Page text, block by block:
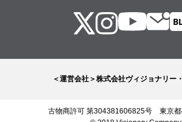
＜運営会社＞株式会社ヴィジョナリー
古物商許可 第304381606825号 東京